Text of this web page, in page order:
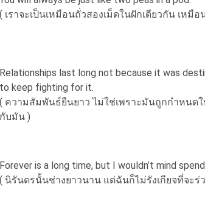
( เราจะเป็นเหมือนถั่วสองเม็ดในฝักเดียวกัน เหมื
Relationships last long not because it was
to keep fighting for it.
( ความสัมพันธ์ยืนยาว ไม่ใช่เพราะมันถูกกำหนด
กับมัน )
Forever is a long time, but I wouldn’t mind
( นิรันดรนั้นช่างยาวนาน แต่ฉันก็ไม่รังเกียจที่จะร่